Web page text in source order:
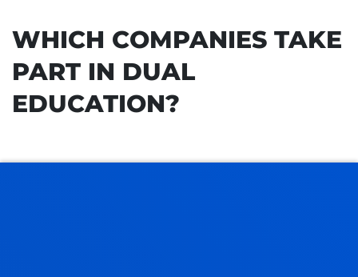
WHICH COMPANIES TAKE
PART IN DUAL
EDUCATION?